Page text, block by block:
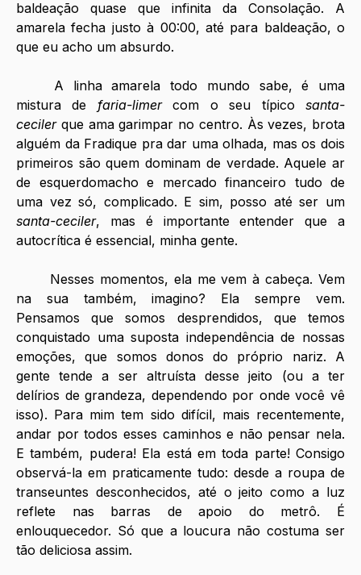
baldeação quase que infinita da Consolação. A
amarela fecha justo à 00:00, até para baldeação, o
que eu acho um absurdo.
mistura de faria-limer com o seu típico santa-
ceciler que ama garimpar no centro. Às vezes, brota
alguém da Fradique pra dar uma olhada, mas os dois
primeiros são quem dominam de verdade. Aquele ar
de esquerdomacho e mercado financeiro tudo de
santa-ceciler, mas é importante entender que a
autocrítica é essencial, minha gente.
na sua também, imagino? Ela sempre vem.
Pensamos que somos desprendidos, que temos
conquistado uma suposta independência de nossas
emoções, que somos donos do próprio nariz. A
gente tende a ser altruísta desse jeito (ou a ter
delírios de grandeza, dependendo por onde você vê
isso). Para mim tem sido difícil, mais recentemente,
andar por todos esses caminhos e não pensar nela.
E também, pudera! Ela está em toda parte! Consigo
observá-la em praticamente tudo: desde a roupa de
transeuntes desconhecidos, até o jeito como a luz
reflete nas barras de apoio do metrô. É
enlouquecedor. Só que a loucura não costuma ser
tão deliciosa assim.